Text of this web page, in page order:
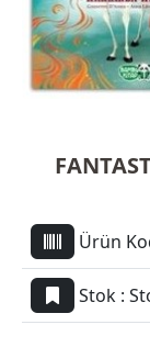
Ürün
Stok :